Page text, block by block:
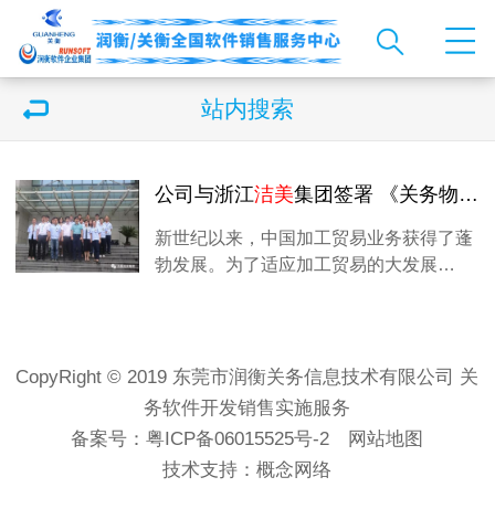
站内搜索
公司与浙江洁美集团签署 《关务物流AEO系统项目》
新世纪以来，中国加工贸易业务获得了蓬
勃发展。为了适应加工贸易的大发展…
CopyRight © 2019 东莞市润衡关务信息技术有限公司 关
务软件开发销售实施服务
备案号：粤ICP备06015525号-2
网站地图
技术支持：概念网络